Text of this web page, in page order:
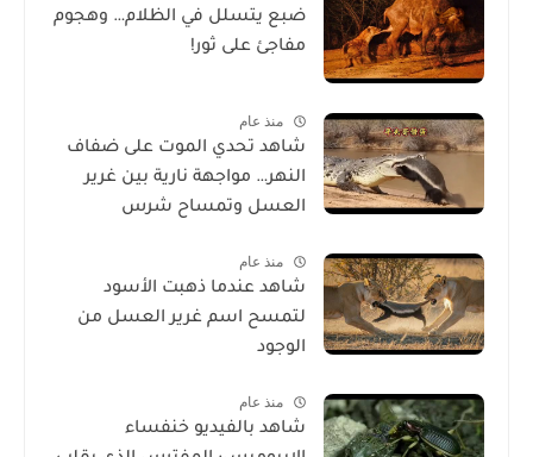
ضبع يتسلل في الظلام… وهجوم
مفاجئ على ثور!
منذ عام
شاهد تحدي الموت على ضفاف
النهر… مواجهة نارية بين غرير
العسل وتمساح شرس
منذ عام
شاهد عندما ذهبت الأسود
لتمسح اسم غرير العسل من
الوجود
منذ عام
شاهد بالفيديو خنفساء